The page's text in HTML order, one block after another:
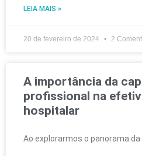
LEIA MAIS »
20 de fevereiro de 2024 2
A importância da
profissional na
hospitalar
Ao explorarmos o panorama da